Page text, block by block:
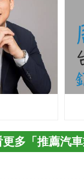
更多「推薦汽